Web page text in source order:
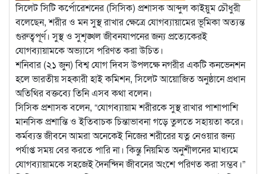
সিলেট সিটি কর্পোরেশনের (সিসিক) প্রশাসক আব্দুল কাইয়ুম চৌধুরী
বলেছেন, শরীর ও মন সুস্থ রাখার ক্ষেত্রে যোগব্যায়ামের ভূমিকা অত্যন্ত
গুরুত্বপূর্ণ। সুস্থ ও সুশৃঙ্খল জীবনযাপনের জন্য প্রত্যেকেরই
যোগব্যায়ামকে অভ্যাসে পরিণত করা উচিত।
শনিবার (২১ জুন) বিশ্ব যোগ দিবস উপলক্ষে নগরীর একটি কনভেনশন
হলে ভারতীয় সহকারী হাই কমিশন, সিলেট আয়োজিত অনুষ্ঠানে প্রধান
অতিথির বক্তব্যে তিনি এসব কথা বলেন।
সিসিক প্রশাসক বলেন, “যোগব্যায়াম শরীরকে সুস্থ রাখার পাশাপাশি
মানসিক প্রশান্তি ও ইতিবাচক চিন্তাভাবনা গড়ে তুলতে সহায়তা করে।
কর্মব্যস্ত জীবনে আমরা অনেকেই নিজের শরীরের যত্ন নেওয়ার জন্য
পর্যাপ্ত সময় বের করতে পারি না। কিন্তু নিয়মিত অনুশীলনের মাধ্যমে
যোগব্যায়ামকে সহজেই দৈনন্দিন জীবনের অংশে পরিণত করা সম্ভব।”